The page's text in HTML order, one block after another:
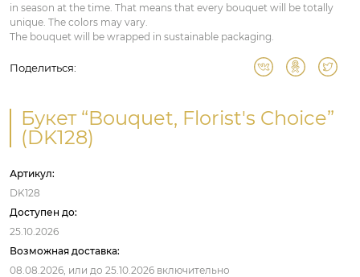
in season at the time. That means that every bouquet will be totally
unique. The colors may vary.
The bouquet will be wrapped in sustainable packaging.
Поделиться:
Букет “Bouquet, Florist's Choice”
(DK128)
Артикул:
DK128
Доступен до:
25.10.2026
Возможная доставка:
08.08.2026, или до 25.10.2026 включительно